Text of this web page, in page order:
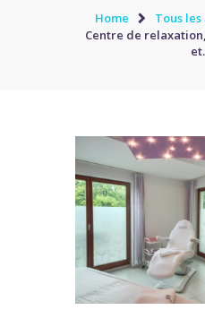
Home Tous
Centre de